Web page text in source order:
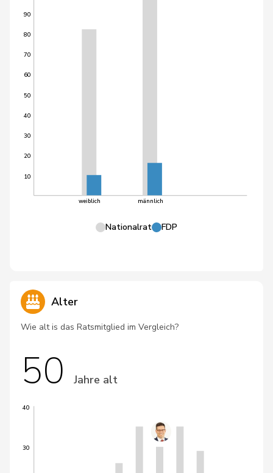
10
20
30
40
50
60
70
80
90
weiblich männlich
Nationalrat FDP
Alter
Wie alt is das Ratsmitglied im Vergleich?
50 Jahre alt
30
40